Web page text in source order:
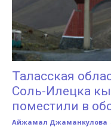
Кыргызстана
Таласская
Соль-Илецка
поместили в
Айжамал Джаманкулова